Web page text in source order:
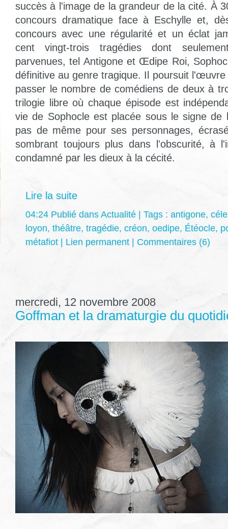
succès à l'image de la grandeur de la cité. À
concours dramatique face à Eschylle et,
concours avec une régularité et un éclat
cent vingt-trois tragédies dont
parvenues, tel Antigone et Œdipe Roi,
définitive au genre tragique. Il poursuit l'œuvre
passer le nombre de comédiens de deux à
trilogie libre où chaque épisode est
vie de Sophocle est placée sous le signe de
pas de même pour ses personnages,
sombrant toujours plus dans l'obscurité, à
condamné par les dieux à la cécité.
Lire la suite
04:24 Publié dans Actualité | Tags : antigone,
loyon, théâtre, tragédie, créon, oedipe, Étéocle,
métafiot
Lien permanent Commentaires (6)
mercredi, 12 novembre 2008
Goffman et la dramaturgie du